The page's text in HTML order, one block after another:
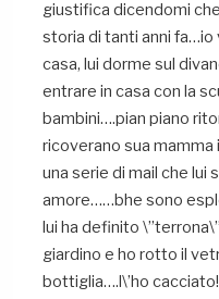
giustifica dicendomi
storia di tanti anni fa…io
casa, lui dorme sul
entrare in casa con la
bambini….pian piano
ricoverano sua mamma
una serie di mail che lui
amore……bhe sono
lui ha definito
giardino e ho rotto il
bottiglia….l\’ho